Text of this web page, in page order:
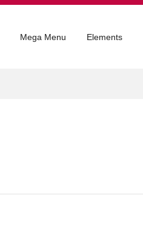
Mega Menu Elements